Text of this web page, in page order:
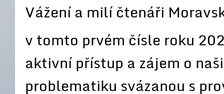
Vážení a milí čtenáři
v tomto prvém čísle roku
aktivní přístup a zájem o
problematiku svázanou s